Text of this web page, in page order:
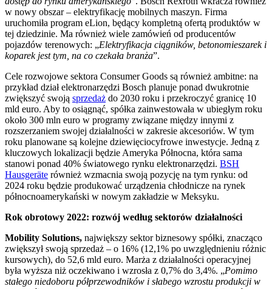
w nowy obszar – elektryfikację mobilnych maszyn. Firma
uruchomiła program eLion, będący kompletną ofertą produktów w
tej dziedzinie. Ma również wiele zamówień od producentów
pojazdów terenowych: „Elektryfikacja ciągników, betonomieszarek i
koparek jest tym, na co czekała branża”.
Cele rozwojowe sektora Consumer Goods są również ambitne: na
przykład dział elektronarzędzi Bosch planuje ponad dwukrotnie
zwiększyć swoją sprzedaż do 2030 roku i przekroczyć granicę 10
mld euro. Aby to osiągnąć, spółka zainwestowała w ubiegłym roku
około 300 mln euro w programy związane między innymi z
rozszerzaniem swojej działalności w zakresie akcesoriów. W tym
roku planowane są kolejne dziewięciocyfrowe inwestycje. Jedną z
kluczowych lokalizacji będzie Ameryka Północna, która sama
stanowi ponad 40% światowego rynku elektronarzędzi. BSH
Hausgeräte również wzmacnia swoją pozycję na tym rynku: od
2024 roku będzie produkować urządzenia chłodnicze na rynek
północnoamerykański w nowym zakładzie w Meksyku.
Rok obrotowy 2022: rozwój według sektorów działalności
Mobility Solutions, największy sektor biznesowy spółki, znacząco
zwiększył swoją sprzedaż – o 16% (12,1% po uwzględnieniu różnic
kursowych), do 52,6 mld euro. Marża z działalności operacyjnej
była wyższa niż oczekiwano i wzrosła z 0,7% do 3,4%. „Pomimo
stałego niedoboru półprzewodników i słabego wzrostu produkcji w